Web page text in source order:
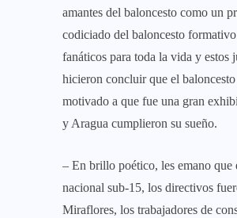
amantes del baloncesto como un
codiciado del baloncesto
fanáticos para toda la vida y estos
hicieron concluir que el
motivado a que fue una gran
y Aragua cumplieron su sueño.
– En brillo poético, les emano que
nacional sub-15, los directivos
Miraflores, los trabajadores de